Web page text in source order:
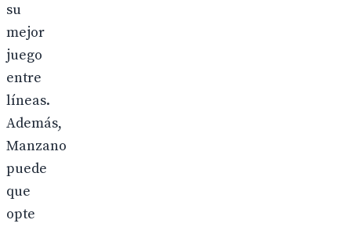
su
mejor
juego
entre
líneas.
Además,
Manzano
puede
que
opte